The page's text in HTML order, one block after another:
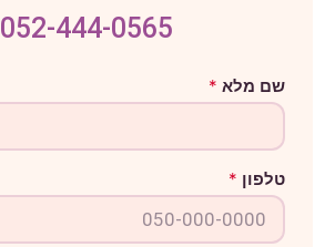
052-444-0565
א
י
ר
ם
מ
א
שם מלא *
טלפון *